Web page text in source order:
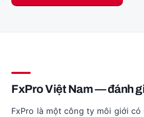
FxPro Việt Nam — đánh
FxPro là một công ty môi giới